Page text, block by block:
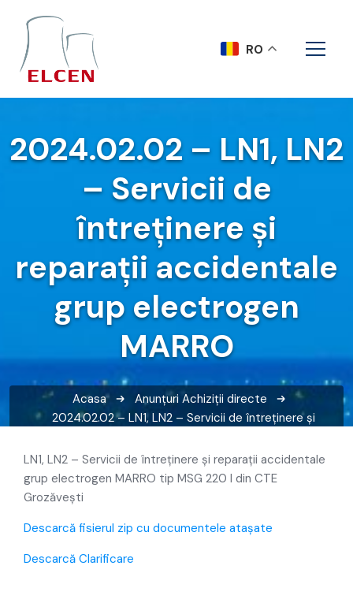
2024.02.02 – LN1, LN2
– Servicii de
întreținere și
reparații accidentale
grup electrogen
MARRO
Acasa Anunțuri Achiziții directe
2024.02.02 – LN1, LN2 – Servicii de întreținere și
LN1, LN2 – Servicii de întreținere și reparații accidentale
grup electrogen MARRO tip MSG 220 I din CTE
Grozăvești
Descarcă fisierul zip cu documentele atașate
Descarcă Clarificare
RO